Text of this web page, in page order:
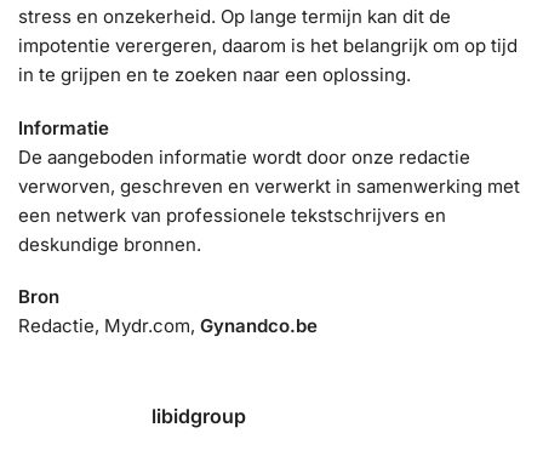
stress en onzekerheid. Op lange termijn kan dit de
impotentie verergeren, daarom is het belangrijk om op tijd
in te grijpen en te zoeken naar een oplossing.
Informatie
De aangeboden informatie wordt door onze redactie
verworven, geschreven en verwerkt in samenwerking met
een netwerk van professionele tekstschrijvers en
deskundige bronnen.
Bron
Redactie, Mydr.com, Gynandco.be
libidgroup